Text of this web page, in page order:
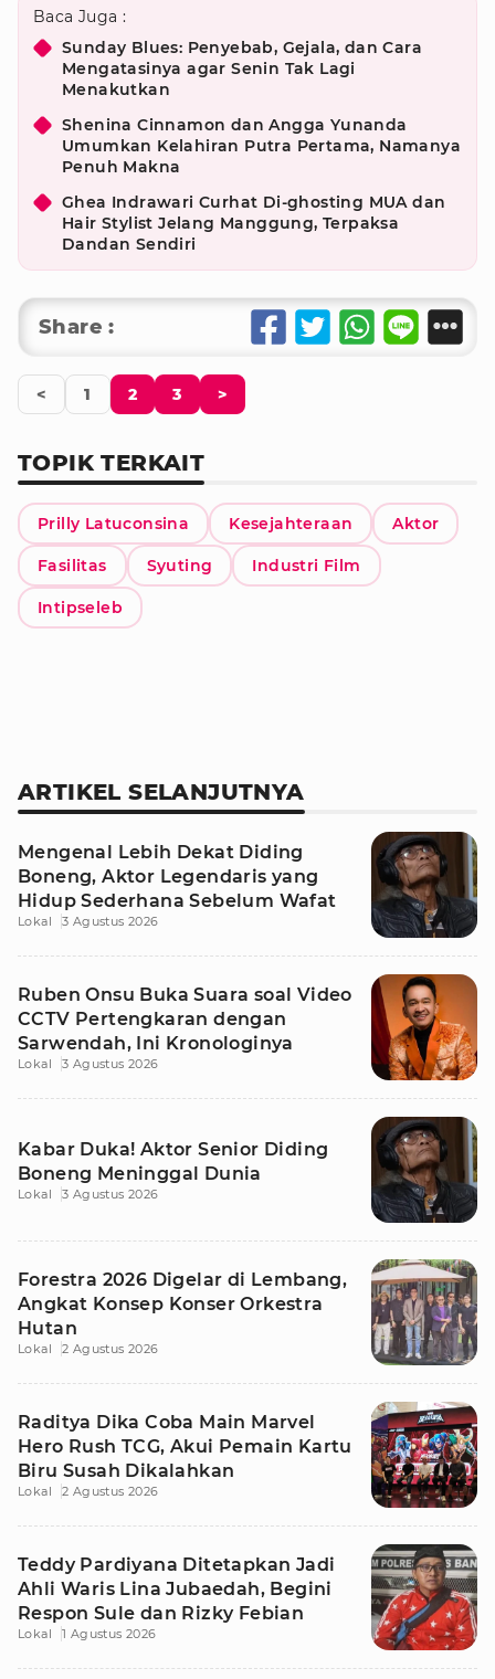
Baca Juga :
Sunday Blues: Penyebab, Gejala, dan Cara
Mengatasinya agar Senin Tak Lagi
Menakutkan
Shenina Cinnamon dan Angga Yunanda
Umumkan Kelahiran Putra Pertama, Namanya
Penuh Makna
Ghea Indrawari Curhat Di-ghosting MUA dan
Hair Stylist Jelang Manggung, Terpaksa
Dandan Sendiri
Share :
< 1 2 3 >
TOPIK TERKAIT
Prilly Latuconsina Kesejahteraan Aktor
Fasilitas Syuting Industri Film
Intipseleb
ARTIKEL SELANJUTNYA
Mengenal Lebih Dekat Diding
Boneng, Aktor Legendaris yang
Hidup Sederhana Sebelum Wafat
Lokal 3 Agustus 2026
Ruben Onsu Buka Suara soal Video
CCTV Pertengkaran dengan
Sarwendah, Ini Kronologinya
Lokal 3 Agustus 2026
Kabar Duka! Aktor Senior Diding
Boneng Meninggal Dunia
Lokal 3 Agustus 2026
Forestra 2026 Digelar di Lembang,
Angkat Konsep Konser Orkestra
Hutan
Lokal 2 Agustus 2026
Raditya Dika Coba Main Marvel
Hero Rush TCG, Akui Pemain Kartu
Biru Susah Dikalahkan
Lokal 2 Agustus 2026
Teddy Pardiyana Ditetapkan Jadi
Ahli Waris Lina Jubaedah, Begini
Respon Sule dan Rizky Febian
Lokal 1 Agustus 2026